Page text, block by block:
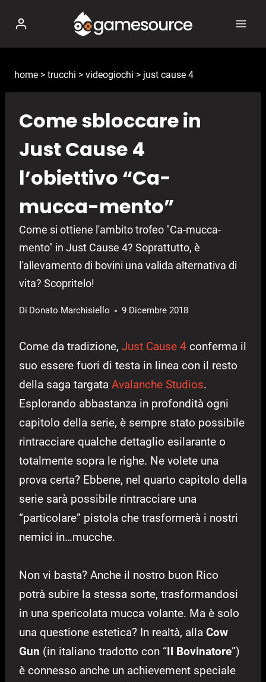
contenuto
home > trucchi > videogiochi > just cause 4
Come sbloccare in
Just Cause 4
l’obiettivo “Ca-
mucca-mento”
Come si ottiene l'ambito trofeo "Ca-mucca-
mento" in Just Cause 4? Soprattutto, è
l'allevamento di bovini una valida alternativa di
vita? Scopritelo!
Di Donato Marchisiello 9 Dicembre 2018
Come da tradizione, Just Cause 4 conferma il
suo essere fuori di testa in linea con il resto
della saga targata Avalanche Studios.
Esplorando abbastanza in profondità ogni
capitolo della serie, è sempre stato possibile
rintracciare qualche dettaglio esilarante o
totalmente sopra le righe. Ne volete una
prova certa? Ebbene, nel quarto capitolo della
serie sarà possibile rintracciare una
“particolare” pistola che trasformerà i nostri
nemici in…mucche.
Non vi basta? Anche il nostro buon Rico
potrà subire la stessa sorte, trasformandosi
in una spericolata mucca volante. Ma è solo
una questione estetica? In realtà, alla Cow
Gun (in italiano tradotto con “Il Bovinatore”)
è connesso anche un achievement speciale